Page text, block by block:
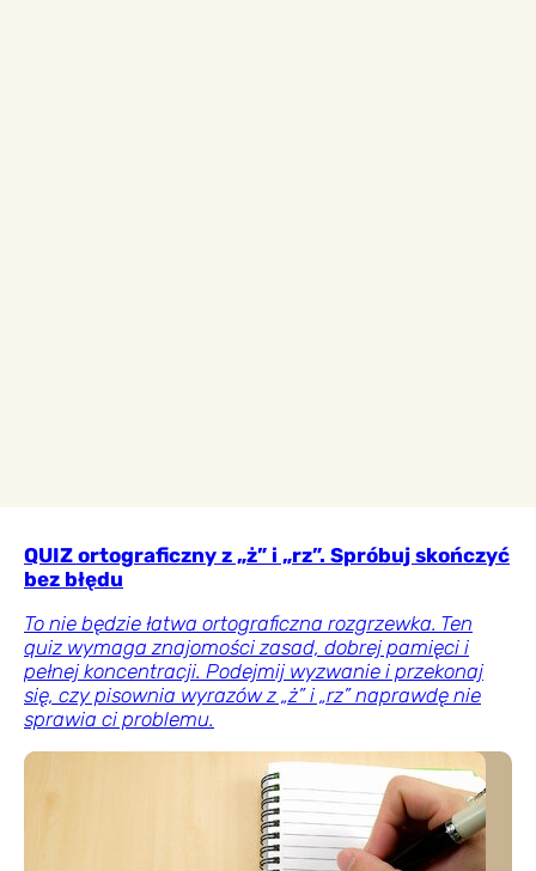
QUIZ ortograficzny z „ż” i „rz”. Spróbuj skończyć
bez błędu
To nie będzie łatwa ortograficzna rozgrzewka. Ten
quiz wymaga znajomości zasad, dobrej pamięci i
pełnej koncentracji. Podejmij wyzwanie i przekonaj
się, czy pisownia wyrazów z „ż” i „rz” naprawdę nie
sprawia ci problemu.